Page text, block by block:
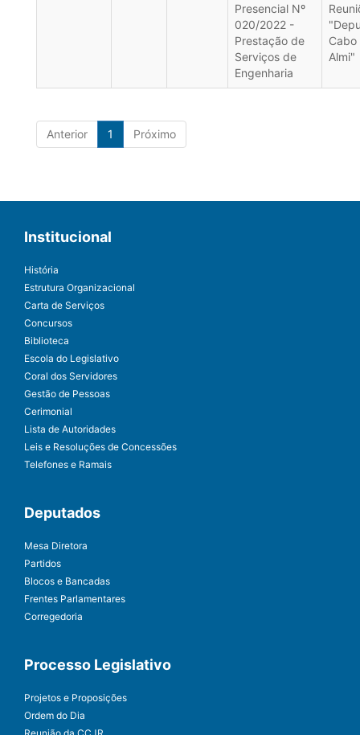
Presencial Nº
020/2022 -
Prestação de
Serviços de
Engenharia
Cabo
Almi"
Anterior 1 Próximo
Institucional
História
Estrutura Organizacional
Carta de Serviços
Concursos
Biblioteca
Escola do Legislativo
Coral dos Servidores
Gestão de Pessoas
Cerimonial
Lista de Autoridades
Leis e Resoluções de Concessões
Telefones e Ramais
Deputados
Mesa Diretora
Partidos
Blocos e Bancadas
Frentes Parlamentares
Corregedoria
Processo Legislativo
Projetos e Proposições
Ordem do Dia